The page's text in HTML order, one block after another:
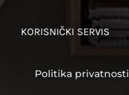
KORISNIČKI SERVIS
Politika privatnosti